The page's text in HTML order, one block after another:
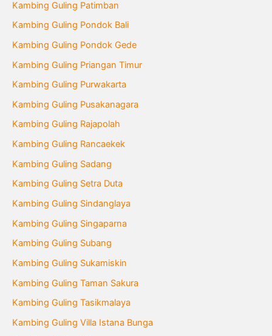
Kambing Guling Patimban
Kambing Guling Pondok Bali
Kambing Guling Pondok Gede
Kambing Guling Priangan Timur
Kambing Guling Purwakarta
Kambing Guling Pusakanagara
Kambing Guling Rajapolah
Kambing Guling Rancaekek
Kambing Guling Sadang
Kambing Guling Setra Duta
Kambing Guling Sindanglaya
Kambing Guling Singaparna
Kambing Guling Subang
Kambing Guling Sukamiskin
Kambing Guling Taman Sakura
Kambing Guling Tasikmalaya
Kambing Guling Villa Istana Bunga